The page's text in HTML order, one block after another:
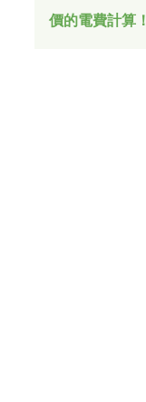
價的電費計算！